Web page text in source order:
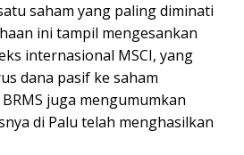
saham yang paling diminati
ini tampil mengesankan
internasional MSCI, yang
dana pasif ke saham
juga mengumumkan
di Palu telah menghasilkan